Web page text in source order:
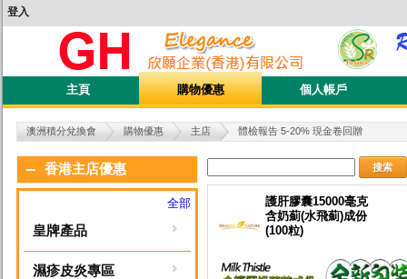
登入
主頁 購物優惠 個人帳戶
澳洲積分兌換會 購物優惠 主店 體檢報告 5-20% 現金卷回贈
香港主店優惠
全部
皇牌產品
濕疹皮炎專區
搜索
護肝膠囊15000毫克
含奶薊(水飛薊)成份
(100粒)